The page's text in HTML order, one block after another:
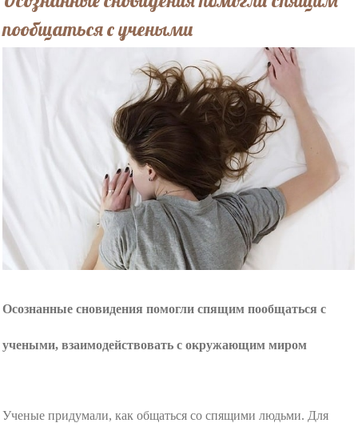
пообщаться с учеными
Осознанные сновидения помогли спящим пообщаться с
учеными, взаимодействовать с окружающим миром
Ученые придумали, как общаться со спящими людьми. Для